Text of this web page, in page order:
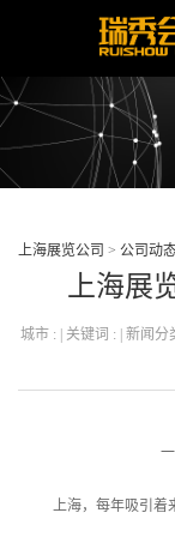
上海展览公司 > 公司动
上海展
城市 : | 关键词 : | 新闻分
一
上海，每年吸引着